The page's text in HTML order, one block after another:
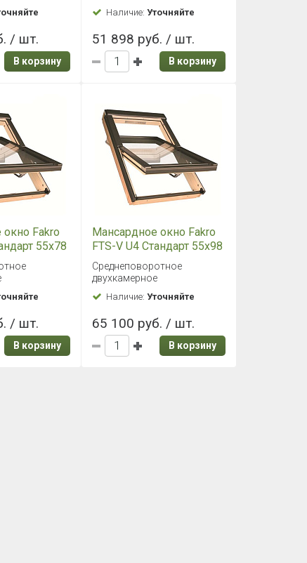
/ шт.
В корзину
Наличие: Уточняйте
51 898 руб. / шт.
В корзину
Fakro
55х78
/ шт.
В корзину
Мансардное окно Fakro
FTS-V U4 Стандарт 55х98
Среднеповоротное
двухкамерное
Наличие: Уточняйте
65 100 руб. / шт.
В корзину